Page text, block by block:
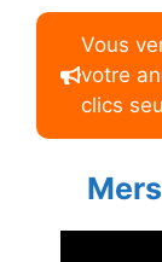
Vous
votre
clics